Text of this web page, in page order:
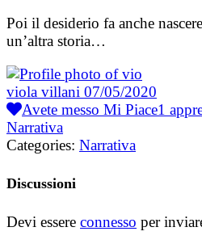
Poi il desiderio fa anche
un’altra storia…
viola villani 07/05/2020
Avete messo Mi Piace1
Narrativa
Categories: Narrativa
Discussioni
Devi essere connesso per